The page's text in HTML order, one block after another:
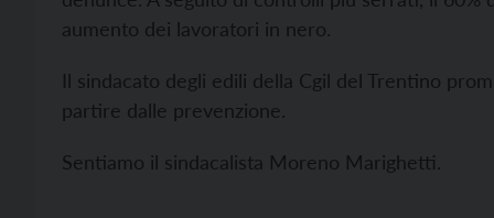
aumento dei lavoratori in nero.
Il sindacato degli edili della Cgil del Trentino
partire dalle prevenzione.
Sentiamo il sindacalista Moreno Marighetti.